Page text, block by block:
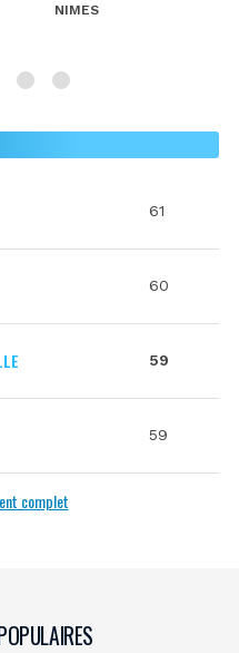
NIMES
61
60
59
59
complet